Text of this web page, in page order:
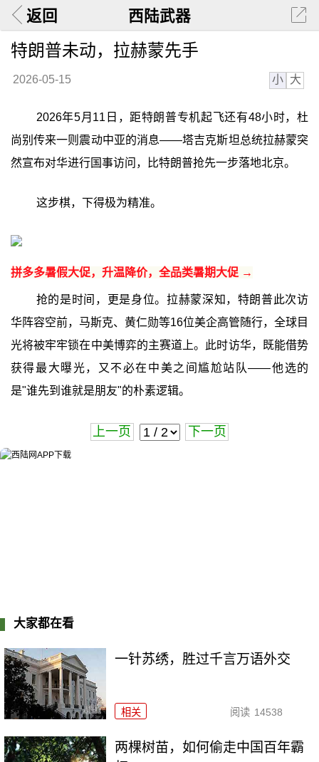
返回 西陆武器
特朗普未动，拉赫蒙先手
2026-05-15 小 大
2026年5月11日，距特朗普专机起飞还有48小时，杜
尚别传来一则震动中亚的消息——塔吉克斯坦总统拉赫蒙突
然宣布对华进行国事访问，比特朗普抢先一步落地北京。
这步棋，下得极为精准。
拼多多暑假大促，升温降价，全品类暑期大促 →
抢的是时间，更是身位。拉赫蒙深知，特朗普此次访
华阵容空前，马斯克、黄仁勋等16位美企高管随行，全球目
光将被牢牢锁在中美博弈的主赛道上。此时访华，既能借势
获得最大曝光，又不必在中美之间尴尬站队——他选的
是"谁先到谁就是朋友"的朴素逻辑。
上一页 下一页
大家都在看
一针苏绣，胜过千言万语外交
相关 阅读 14538
两棵树苗，如何偷走中国百年霸